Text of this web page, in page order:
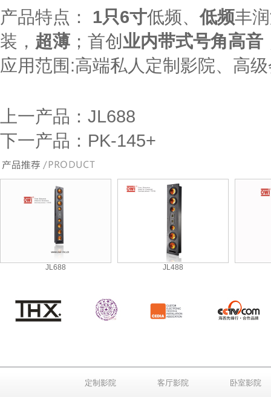
产品特点： 1只6寸低频、低频丰
装， 超薄 ；首创 业内带式号角高音
应用范围:高端私人定制影院、高
上一产品： JL688
下一产品： PK-145+
JL688 JL488
定制影院 客厅影院 卧室影院